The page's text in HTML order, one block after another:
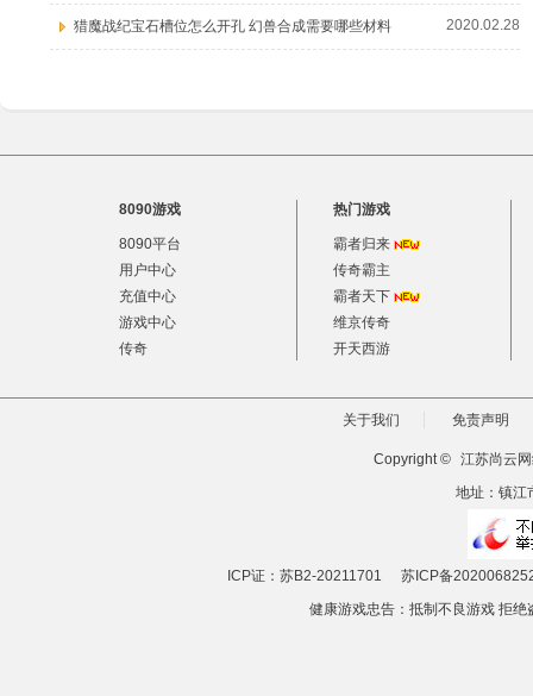
猎魔战纪宝石槽位怎么开孔 幻兽合成需要哪些材料 2020.02.28
8090游戏
8090平台
用户中心
充值中心
游戏中心
传奇
热门游戏
霸者归来
传奇霸主
霸者天下
维京传奇
开天西游
关于我们 免责声明
Copyright © 江苏尚云
地址：镇江
ICP证：苏B2-20211701
苏ICP备
健康游戏忠告：抵制不良游戏 拒